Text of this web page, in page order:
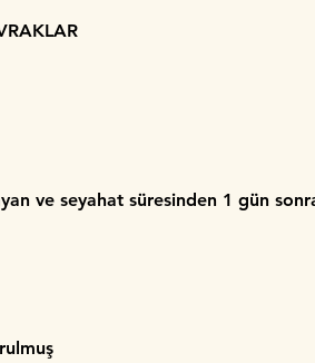
seyahat süresinden 1 gün